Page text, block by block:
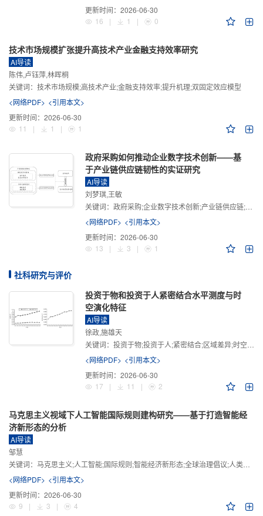
更新时间： 2026-06-30
16
| 1 | 0
技术市场规模扩张提升高技术产业金融支持效率研究
AI导读
陈伟,卢钰萍,林晖桐
关键词： 技术市场规模;高技术产业;金融支持效率;提升机理;双固定效应模型
<网络PDF> <引用本文>
更新时间： 2026-06-30
11
| 1 | 1
政府采购如何推动企业数字技术创新——基
于产业链供应链韧性的实证研究
AI导读
刘梦琪,王敏
关键词： 政府采购;企业数字技术创新;产业链供应链;产业链供应链韧性;需求侧财政政策
<网络PDF> <引用本文>
更新时间： 2026-06-30
13
| 3 | 1
社科研究与评价
投资于物和投资于人紧密结合水平测度与时
空演化特征
AI导读
徐政,施雄天
关键词： 投资于物;投资于人;紧密结合;区域差异;时空演化
<网络PDF> <引用本文>
更新时间： 2026-06-30
17
| 11 | 2
马克思主义视域下人工智能国际规则建构研究——基于打造智能经
济新形态的分析
AI导读
邹慧
关键词： 马克思主义;人工智能;国际规则;智能经济新形态;全球治理倡议;人类命运共同体
<网络PDF> <引用本文>
更新时间： 2026-06-30
9
| 3 | 4